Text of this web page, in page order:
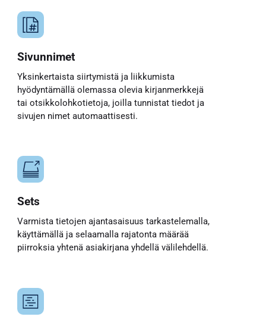
Sivunnimet
Yksinkertaista siirtymistä ja liikkumista
hyödyntämällä olemassa olevia kirjanmerkkejä
tai otsikkolohkotietoja, joilla tunnistat tiedot ja
sivujen nimet automaattisesti.
Sets
Varmista tietojen ajantasaisuus tarkastelemalla,
käyttämällä ja selaamalla rajatonta määrää
piirroksia yhtenä asiakirjana yhdellä välilehdellä.